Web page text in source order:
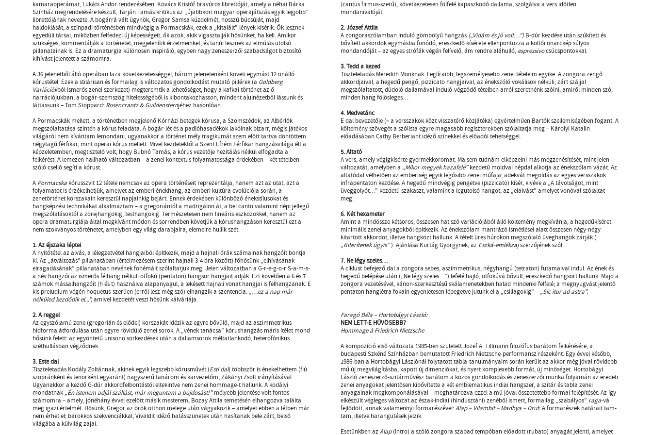
kamaraoperámat, Lukáts Andor rendezésében. Kovács Kristóf bravúros librettóját, amely a néhai Bárka
Színház megrendelésére készült, Tarján Tamás kritikus az „újabbkori magyar operajátszás egyik legjobb”
librettójának nevezte. A bogárrá vált ügynök, Gregor Samsa küzdelmét, hosszú búcsúját, majd
haldoklását, a színpadi történésben mindvégig a Pormacskák, ezek a „kitalált” lények kísérik. Ők lesznek
egyedüli társai, miközben felfedezi új képességeit, ők azok, akik vigasztalják hősünket, ha kell. Amikor
szükséges, kommentálják a történetet, megjelenítik érzelmeinket, és tanúi lesznek az elmúlás utolsó
pillanatainak is. Ez a dramaturgia különösen inspiráló, egyben nagy zeneszerzői szabadságot biztosító
kihívást jelentett a számomra.
A 36 jelenetből álló operában laza következetességgel, három jelenetenként követi egymást 12 önálló
kórustétel. Ezek a stilárisan és formailag is változatos gondolkodást mutató pillérek (a Goldberg
Variációkból ismerős zenei szerkezet) megteremtik a lehetőséget, hogy a kafkai történet az ő
narrációjukban, a bogár-szemszög hitelességéből is kibontakozhasson, mindent alulnézetből lássunk és
láttassunk – Tom Stoppard: Rosencrantz & Guildensternjéhez hasonlóan.
A Pormacskák mellett, a történetben megjelenő Kórházi betegek kórusa, a Szomszédok, az Albérlők
megszólaltatása szintén a kórus feladata. A bogár-lét és a padlóhasadékok lakóinak bizarr, mégis játékos
világáról nem kívántam lemondani, ugyanakkor a történet mély tragikumát szem előtt tartva döntöttem
négytagú férfikar, mint operai kórus mellett. Mivel kezdetektől a Szent Efrém Férfikar hangzásvilága élt a
képzeletemben, megtisztelő volt, hogy Bubnó Tamás, a kórus vezetője hezitálás nélkül elfogadta a
felkérést. A lemezen hallható változatban – a zenei kontextus folyamatossága érdekében – két tételben
szóló cselló segíti a kórust.
A Pormacska kórusszvit 12 tétele nemcsak az opera történéseit reprezentálja, hanem azt az utat, azt a
folyamatot is érzékelhetjük, amelyet az emberi énekhang, az emberi kultúra evolúciója során, a
zenetörténet korszakain keresztül napjainkig bejárt. Ennek érdekében különböző énekstílusokat és
hangképzési technikákat alkalmaztam – a gregoriántól a madrigálon át, a bel canto valamint népi jellegű
megszólalásoktól a zörejhangokig, testhangokig. Természetesen nem lineáris eszközökkel, hanem az
opera dramaturgiája által megkívánt módon és sorrendben követjük a kórushangzáson keresztül ezt a
nem szokványos történetet, amelyben egy világ darabjaira, elemeire hullik szét.
1. Az éjszaka léptei
A nyitótétel az alvás, a lélegzetvétel hangjaiból építkezik, majd a hajnali órák számainak hangzóit bontja
ki. Az „átváltozás” pillanatában (értelmezésem szerint hajnali 3-4 óra között) főhősünk „elhívásának-
elragadásának” pillanatában nevének fonémáit szólaltatjuk meg. Jelen változatban a G-r-e-g-o-r S-a-m-s-
a név hangzói az ismerős félhang nélküli ötfokú (pentaton) hangsor hangjait adják. Ezt követően a 6 és 7
számok mássalhangzóit (h és t) használva alapanyagul, a lekésett hajnali vonat hangjai is felhangzanak. E
kis preludium végén hoquetus-szerűen (erről lesz még szó) elhangzik a szentencia: „…ez a nap már
nélküled kezdődik el...”,amivel kezdetét veszi hősünk kálváriája.
2. A reggel
Az egyszólamú zene (gregorián és elődei) korszakát idézik az egyre bővülő, majd az aszimmetrikus
hídforma átfordulása után egyre rövidülő zenei sorok. A „vének tanácsa” kórushangzás máris ítélet mond
hősünk felett: az egyöntetű unisono sorkezdések után a dallamsorok méltatlankodó, heterofónikus
széthullásban végződnek.
3. Este dal
Tiszteletadás Kodály Zoltánnak, akinek egyik legszebb kórusművét (Esti dal) többször is énekelhettem (fiú
szopránként és tenorként egyaránt) nagyszerű tanárom és karvezetőm, Zákányi Zsolt irányításával.
Ugyanakkor a kezdő G-dúr akkordfelbontástól eltekintve nem zenei hommage-t hallunk. A kodályi
mondatnak „Én istenem adjál szállást, már meguntam a bujdosást!”mélyebb jelentése volt fontos
számomra – amely, jónéhány évvel ezelőtt másik mesterem, Bozay Attila temetésén elhangozva találta
meg igazi értelmét. Hősünk, Gregor az örök otthon melege után vágyakozik – amelyet ebben a létben már
nem érhet el; barokkos szekvenciákkal, Vivaldit idéző hatásszünetek után hasítanak bele zárt, belső
világába a külvilág zajai.
(cantus firmus-szerű), következetesen fölfelé kapaszkodó dallama, szolgálva a vers időtlen
mondanivalóját.
2. József Attila
A zongoraszólamban induló gömbölyű hangzás („Vidám és jó volt…”) B-dúr kezdése után szűkített és
bővített akkordok egymásba fonódó, ereszkedő kísérete ellenpontozza a költői önarckép súlyos
mondandóját – az egyes strófák végén felívelő, ám rendre aláhulló, espressivocsúcspontokkal.
3. Tedd a kezed
Tiszteletadás Meredith Monknak. Leglíraibb, legszemélyesebb zenei tételeim egyike. A zongora zengő
akkordjaival, a hegedű pengő, pizzicato hangjaival, az énekszóló vokálisok nélküli, zárt szájjal
megszólaltatott, dúdoló dallamával induló-végződő tételben arról szeretnénk szólni, amiről minden szó,
minden hang fölösleges…
4. Medvetánc
E dal bevezetője (= a versszakok közt visszatérő közjátéka) egyértelműen Bartók szellemiségében fogant. A
költemény szövegét a szólista egyre magasabb regiszterekben szólaltatja meg – Károlyi Katalin
előadásában Cathy Berberiant idéző színekkel és előadói tehetséggel.
5. Altató
A vers, amely végigkísérte gyermekkoromat. Ma sem tudnám elképzelni más megzenésítését, mint jelen
változatát, amelyben a „Mikor megyek hazafelé”kezdetű moldvai népdal alkotja az énekszólam vázát. Az
altatódal vélhetően az emberiség egyik legősibb zenei műfaja; adekvát megoldás az egyes versszakok
infrapentaton kezdése. A hegedű mindvégig pengetve (pizzicato) kísér, kivéve a „A távolságot, mint
üveggolyót…” kezdetű szakaszt, valamint a legutolsó hangot, az „elalvást” amelyet vonóval szólaltat
meg.
6. Két hexameter
Amint a mindössze kétsoros, összesen hat szó variációjából álló költemény megkívánja, a hegedűkíséret
minimális zenei anyagokból építkezik. Az énekszólam mantrázó ismétlései alatt összesen négy-négy
kitartott akkordot, illetve hangközt hallunk. A tételt üres húrokon megszólaló üveghangok zárják (
„Kiterítenek úgyis”). Ajánlása Kurtág Györgynek, az Eszká-emlékzajszerzőjének szól.
7. Ne légy szeles…
A ciklust befejező dal a zongora sebes, aszimmetrikus, négyhangú (tetraton) futamaival indul. Az ének és
hegedű belépése után („Ne légy szeles…”) lefelé hajló, ötfokúvá bővült, ereszkedő hangsort hallunk. Majd a
zongora vezetésével, kánon-szerkesztésű skálamenetekben halad mindenki felfelé; a megnyugvást jelentő
pentaton hanglétra fokain egyenletesen lépegetve jutunk el a „csillagokig” – „Sic itur ad astra”.
Faragó Béla – Hortobágyi László:
NEM LETT-E HŰVÖSEBB?
Hommage á Friedrich Nietzsche
A kompozíció első változata 1985-ben született Jozef A. Tillmann filozófus barátom felkérésére, a
budapesti Szkéné Színházban bemutatott Friedrich Nietzsche-performansz részeként. Egy évvel később,
1986-ban a Hortobágyi Lászlónál folytatott tabla-tanulmányaim során került az akkor még jóval rövidebb
mű új megvilágításba, kapott új dimenziókat, és nyert komplexebb formát, új minőséget. Hortobágyi
László zeneszerző-szitárművész barátom a közös gondolkodás és zeneszerzői munka folyamán az eredeti
zenei anyagokat jelentősen kibővítette a két emblematikus indiai hangszer, a szitár és tabla zenei
anyagainak megkomponálásával – meghatározva ezzel a mű jóval összetettebb formai felépítését. Az így
elkészült végleges változat az észak-indiai (hindusztáni) zenéből ismert, formailag „szabályos” raga-vá
fejlődött, annak valamennyi formarészével:Alap – Vilambit – Madhya – Drut.A formarészek határait tam-
tam, illetve harangütések jelzik.
Esetünkben azAlap(Intro) a szóló zongora szabad tempóban előadott (rubato) anyagát jelenti, amelyet